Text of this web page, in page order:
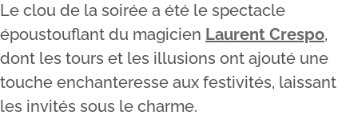
Le clou de la soirée a été le spectacle
époustouflant du magicien Laurent Crespo,
dont les tours et les illusions ont ajouté une
touche enchanteresse aux festivités, laissant
les invités sous le charme.